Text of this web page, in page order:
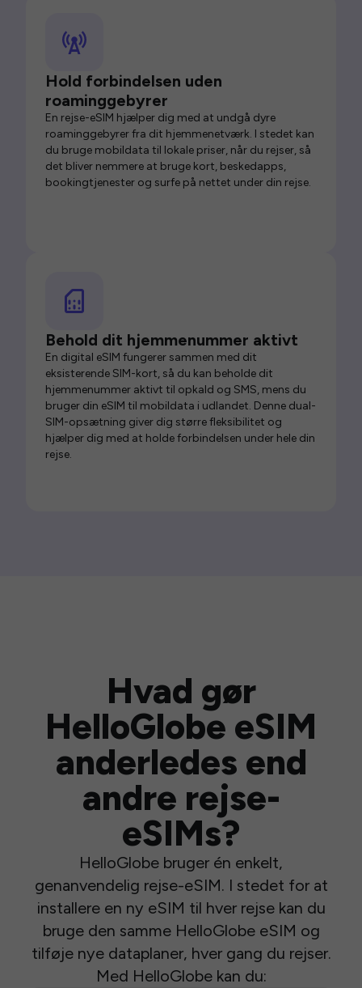
Hold forbindelsen uden
roaminggebyrer
En rejse-eSIM hjælper dig med at undgå dyre
roaminggebyrer fra dit hjemmenetværk. I stedet kan
du bruge mobildata til lokale priser, når du rejser, så
det bliver nemmere at bruge kort, beskedapps,
bookingtjenester og surfe på nettet under din rejse.
Behold dit hjemmenummer aktivt
En digital eSIM fungerer sammen med dit
eksisterende SIM-kort, så du kan beholde dit
hjemmenummer aktivt til opkald og SMS, mens du
bruger din eSIM til mobildata i udlandet. Denne dual-
SIM-opsætning giver dig større fleksibilitet og
hjælper dig med at holde forbindelsen under hele din
rejse.
Hvad gør
HelloGlobe eSIM
anderledes end
andre rejse-
eSIMs?
HelloGlobe bruger én enkelt,
genanvendelig rejse-eSIM. I stedet for at
installere en ny eSIM til hver rejse kan du
bruge den samme HelloGlobe eSIM og
tilføje nye dataplaner, hver gang du rejser.
Med HelloGlobe kan du: